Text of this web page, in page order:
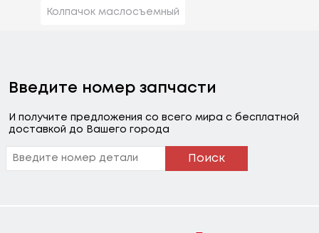
Колпачок маслосъемный
Введите номер запчасти
И получите предложения со всего мира с бесплатной
доставкой до Вашего города
Поиск